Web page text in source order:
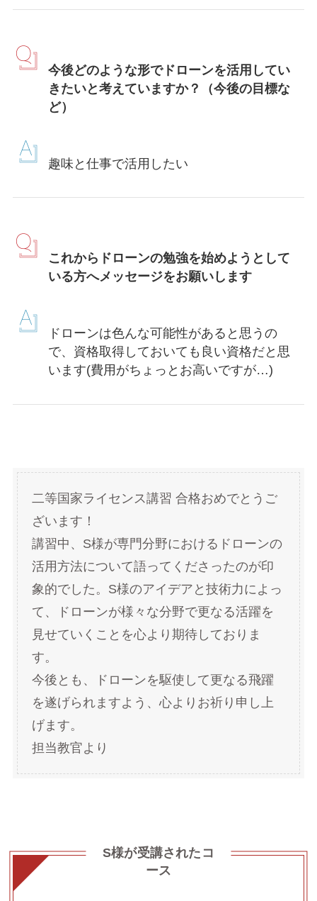
今後どのような形でドローンを活用してい
きたいと考えていますか？（今後の目標な
ど）
趣味と仕事で活用したい
これからドローンの勉強を始めようとして
いる方へメッセージをお願いします
ドローンは色んな可能性があると思うの
で、資格取得しておいても良い資格だと思
います(費用がちょっとお高いですが…)
二等国家ライセンス講習 合格おめでとうご
ざいます！
講習中、S様が専門分野におけるドローンの
活用方法について語ってくださったのが印
象的でした。S様のアイデアと技術力によっ
て、ドローンが様々な分野で更なる活躍を
見せていくことを心より期待しておりま
す。
今後とも、ドローンを駆使して更なる飛躍
を遂げられますよう、心よりお祈り申し上
げます。
担当教官より
S様が受講されたコ
ース